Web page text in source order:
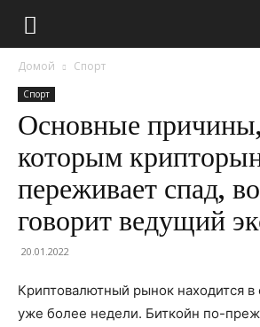
Домой Спорт
Спорт
Основные
которым
переживает спад,
говорит ведущий
20.01.2022
Криптовалютный рынок находится в
уже более недели. Биткойн по-